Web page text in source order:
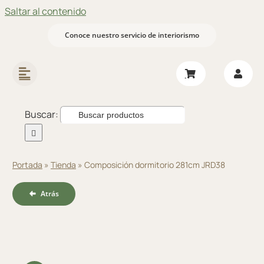
Saltar al contenido
Conoce nuestro servicio de interiorismo
Buscar:
Portada » Tienda » Composición dormitorio 281cm JRD38
Atrás